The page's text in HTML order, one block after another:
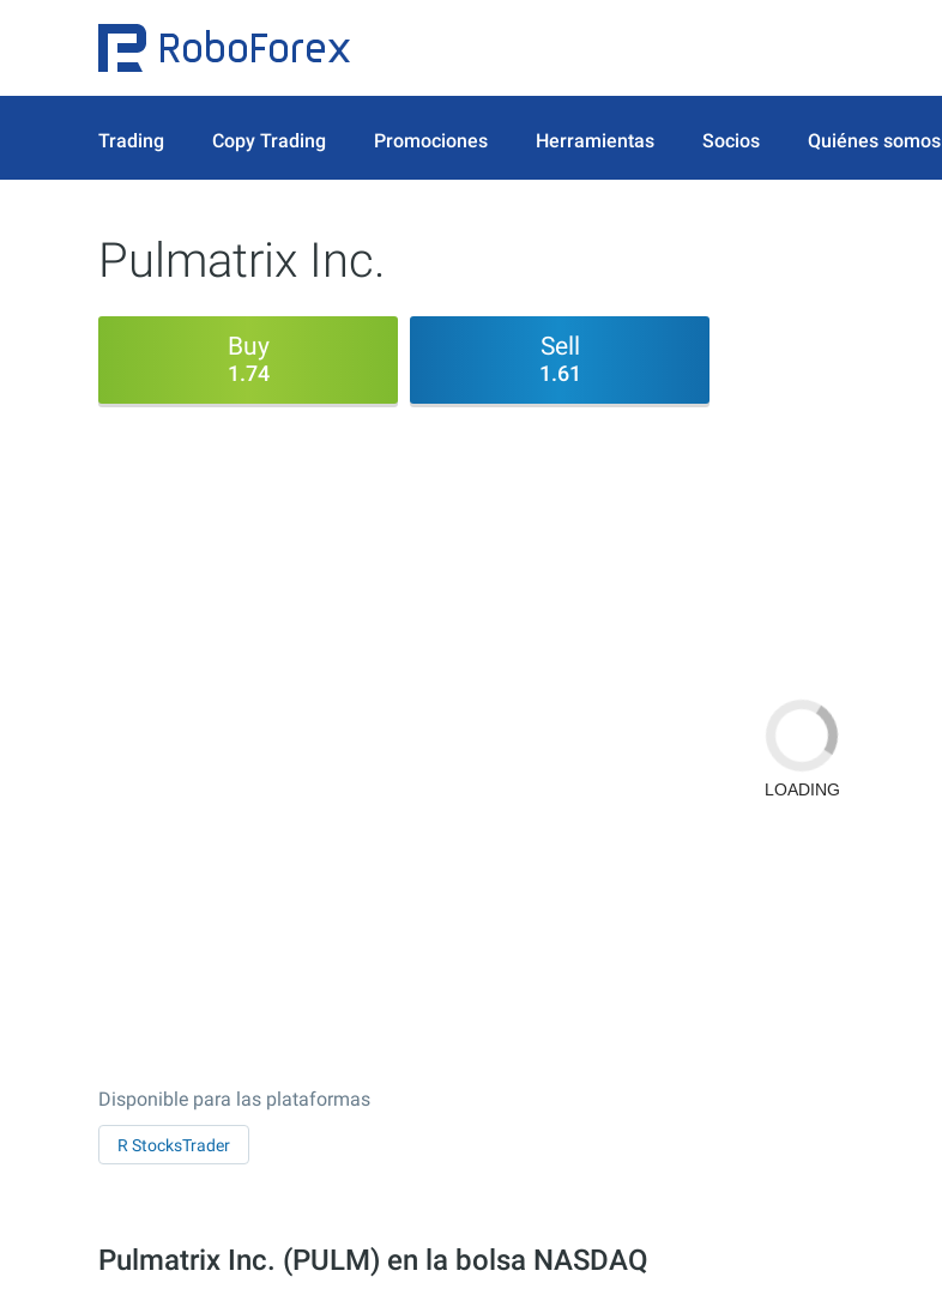
Trading Copy Trading Promociones Herramientas Socios Quiénes somos
Pulmatrix Inc.
Buy
1.74
Sell
1.61
Disponible para las plataformas
R StocksTrader
Pulmatrix Inc. (PULM) en la bolsa NASDAQ